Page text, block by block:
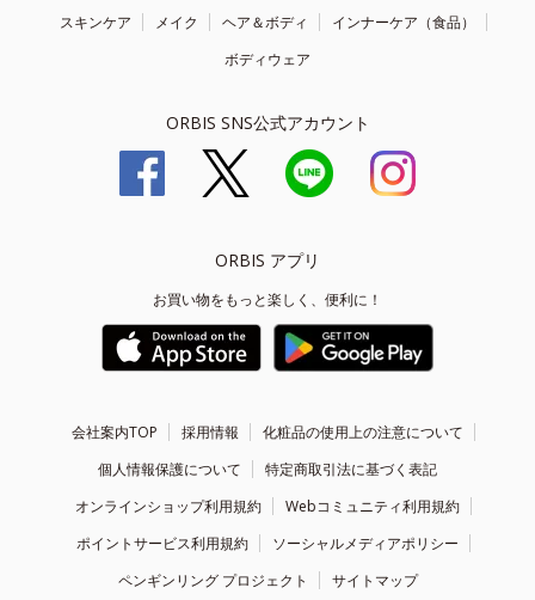
スキンケア メイク ヘア＆ボディ
インナーケア（食品）
ボディウェア
ORBIS SNS公式アカウント
ORBIS アプリ
お買い物をもっと楽しく、便利に！
会社案内TOP 採用情報
化粧品の使用上の注意について
個人情報保護について
特定商取引法に基づく表記
オンラインショップ利用規約
Webコミュニティ利用規約
ポイントサービス利用規約
ソーシャルメディアポリシー
ペンギンリング プロジェクト
サイトマップ